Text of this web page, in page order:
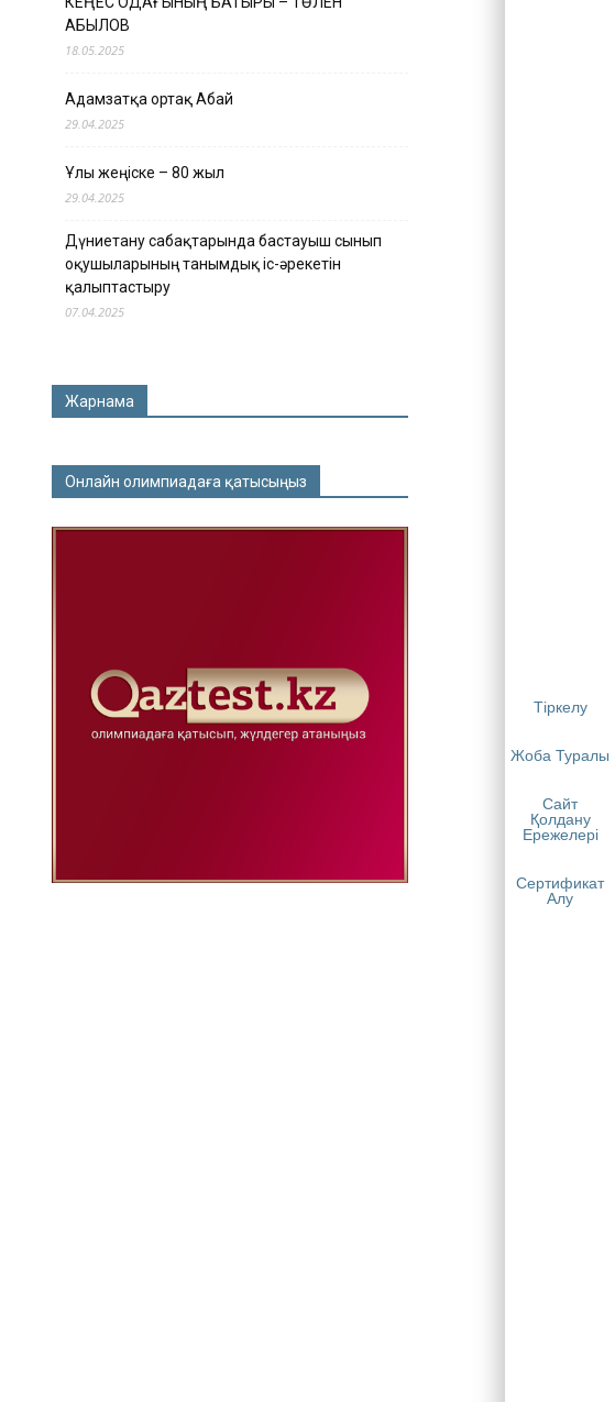
Тіркелу
Жоба Туралы
Сайт
Қолдану
Ережелері
Сертификат
Алу
ҚАБЫЛОВ
18.05.2025
Адамзатқа ортақ Абай
29.04.2025
Ұлы жеңіске – 80 жыл
29.04.2025
Дүниетану сабақтарында бастауыш сынып
оқушыларының танымдық іс-әрекетін
қалыптастыру
07.04.2025
Жарнама
Онлайн олимпиадаға қатысыңыз